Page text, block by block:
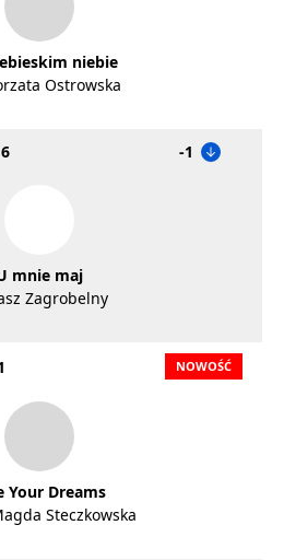
niebie
Ostrowska
-1
mnie maj
Zagrobelny
Your Dreams
Steczkowska